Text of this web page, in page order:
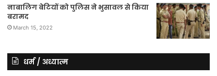
नाबालिग बेटियों को पुलिस ने भुसावल से किया
बरामद
March 15, 2022
धर्म / अध्यात्म